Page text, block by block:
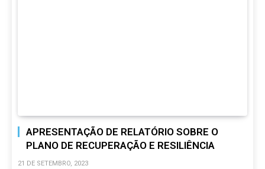
APRESENTAÇÃO DE RELATÓRIO SOBRE O
PLANO DE RECUPERAÇÃO E RESILIÊNCIA
21 DE SETEMBRO, 2023